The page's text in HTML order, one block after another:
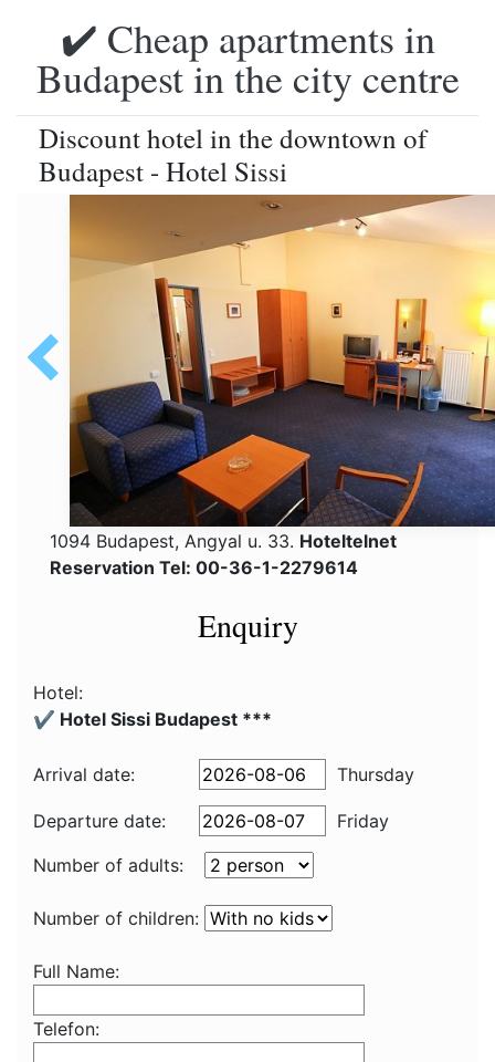
✔️ Cheap apartments in
Budapest in the city centre
Discount hotel in the downtown of
Budapest - Hotel Sissi
1094 Budapest, Angyal u. 33. Hoteltelnet
Reservation Tel: 00-36-1-2279614
Enquiry
Hotel:
✔️ Hotel Sissi Budapest ***
Arrival date: Thursday
Departure date:
Friday
Number of adults:
Number of children:
Full Name:
Telefon: